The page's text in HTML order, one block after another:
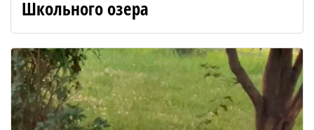
Школьного озера